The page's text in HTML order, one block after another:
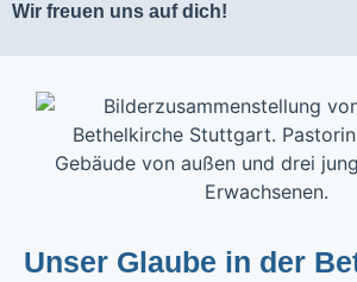
Wir freuen uns auf dich!
Unser Glaube in der